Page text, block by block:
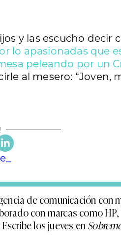
y las escucho decir
lo apasionadas que
peleando por un
al mesero: “Joven,
de comunicación con
con marcas como
los jueves en